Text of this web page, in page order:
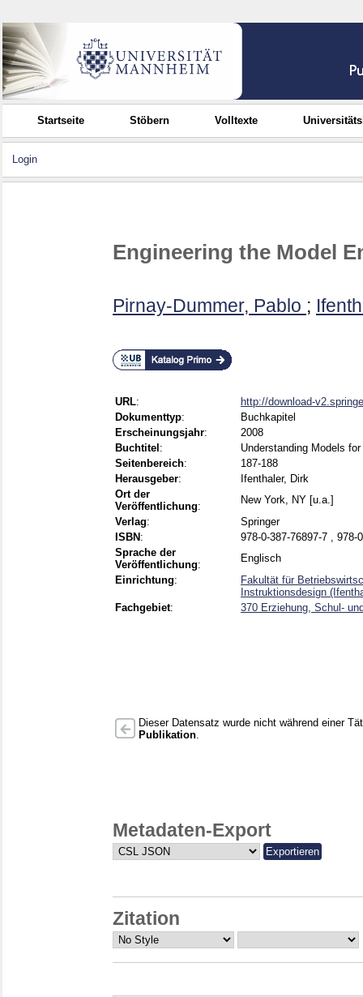
Startseite Stöbern Volltexte
Login
Engineering the Model
Pirnay-Dummer, Pablo ;
URL:
http://download-
Dokumenttyp:
Buchkapitel
Erscheinungsjahr:
2008
Buchtitel :
Understanding Models
Seitenbereich:
187-188
Herausgeber:
Ifenthaler, Dirk
Ort der
Veröffentlichung:
New York, NY [u.a.]
Verlag:
Springer
ISBN :
978-0-387-76897-7 , 978-
Sprache der
Veröffentlichung:
Englisch
Einrichtung:
Fakultät für
Instruktionsdesign
Fachgebiet: 370 Erziehung, Schul-
Dieser Datensatz wurde nicht während einer
Publikation
Metadaten-Export
Zitation